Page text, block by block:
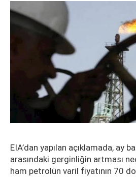
EIA’dan yapılan açıklamada, ay
arasındaki gerginliğin artması
ham petrolün varil fiyatının 70